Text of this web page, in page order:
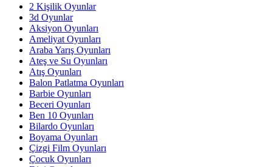
2 Kişilik Oyunlar
3d Oyunlar
Aksiyon Oyunları
Ameliyat Oyunları
Araba Yarış Oyunları
Ateş ve Su Oyunları
Atış Oyunları
Balon Patlatma Oyunları
Barbie Oyunları
Beceri Oyunları
Ben 10 Oyunları
Bilardo Oyunları
Boyama Oyunları
Çizgi Film Oyunları
Çocuk Oyunları